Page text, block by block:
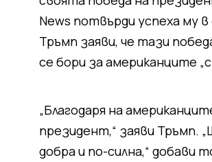
News потвърди успеха му
Тръмп заяви, че тази
се бори за американците
„Благодаря на
президент,“ заяви Тръмп.
добра и по-силна,“ добави